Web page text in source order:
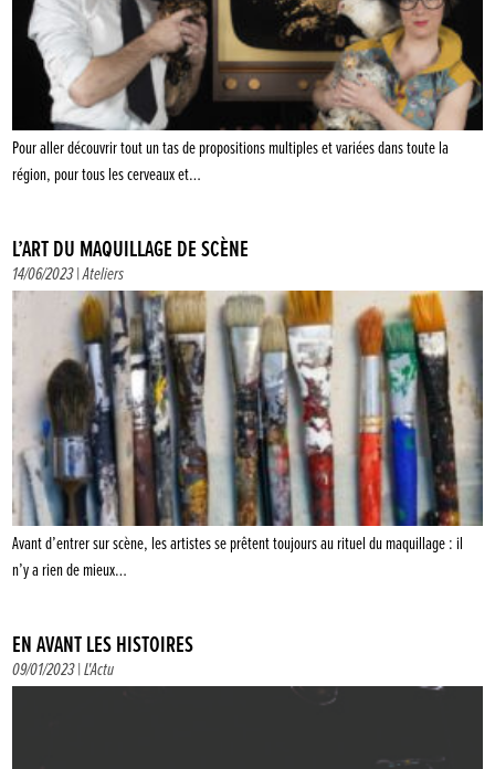
Pour aller découvrir tout un tas de propositions multiples et variées dans toute la
région, pour tous les cerveaux et…
L’ART DU MAQUILLAGE DE SCÈNE
14/06/2023 |Ateliers
Avant d’entrer sur scène, les artistes se prêtent toujours au rituel du maquillage : il
n’y a rien de mieux…
EN AVANT LES HISTOIRES
09/01/2023 |L'Actu